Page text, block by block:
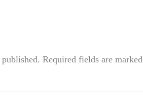
Required fields are marked